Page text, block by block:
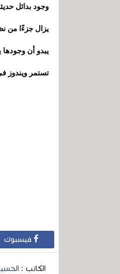
وجود بدائل
يزال جزءًا من نظام التشغيل
يبدو أن
تستمر ويندوز
فيسبوك
الكاتب :